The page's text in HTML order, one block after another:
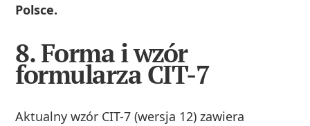
Polsce.
8. Forma i wzór
formularza CIT-7
Aktualny wzór CIT-7 (wersja 12) zawiera